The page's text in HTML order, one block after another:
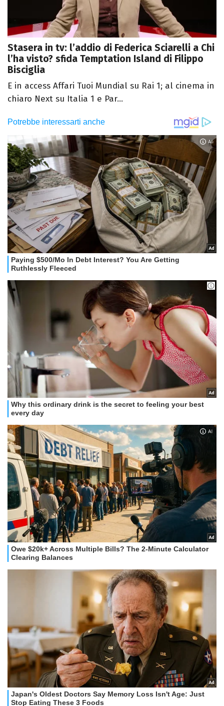
Stasera in tv: l’addio di Federica Sciarelli a Chi
l’ha visto? sfida Temptation Island di Filippo
Bisciglia
E in access Affari Tuoi Mundial su Rai 1; al cinema in
chiaro Next su Italia 1 e Par...